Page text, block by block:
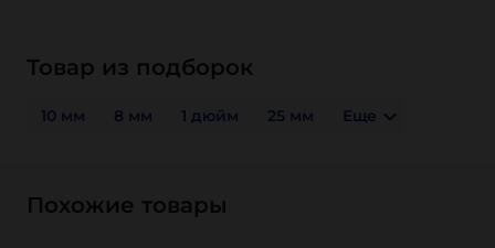
Товар из подборок
10 мм 8 мм 1 дюйм 25 мм Еще
Похожие товары